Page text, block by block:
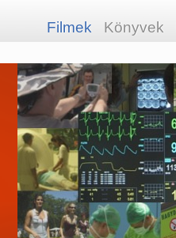
Filmek Könyvek